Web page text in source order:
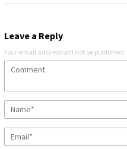
Leave a Reply
Your email address will not be published.